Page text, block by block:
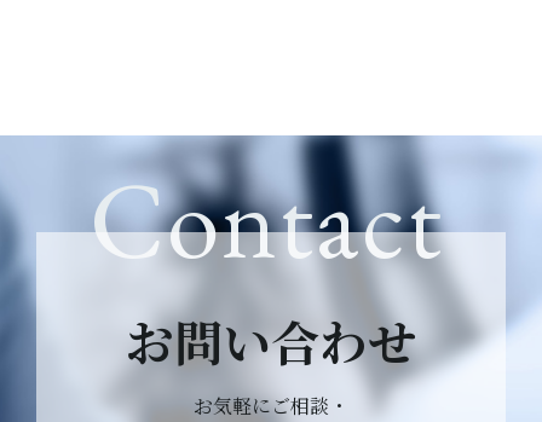
Contact
お問い合わせ
お気軽にご相談・